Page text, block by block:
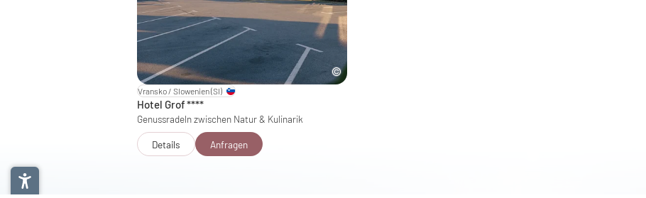
Vransko / Slowenien(SI)
Hotel Grof****
Genussradeln zwischen Natur & Kulinarik
Details Anfragen